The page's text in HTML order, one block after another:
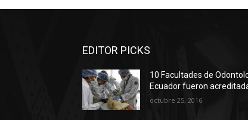
EDITOR PICKS
10 Facultades de
Ecuador fueron
octubre 25, 2016